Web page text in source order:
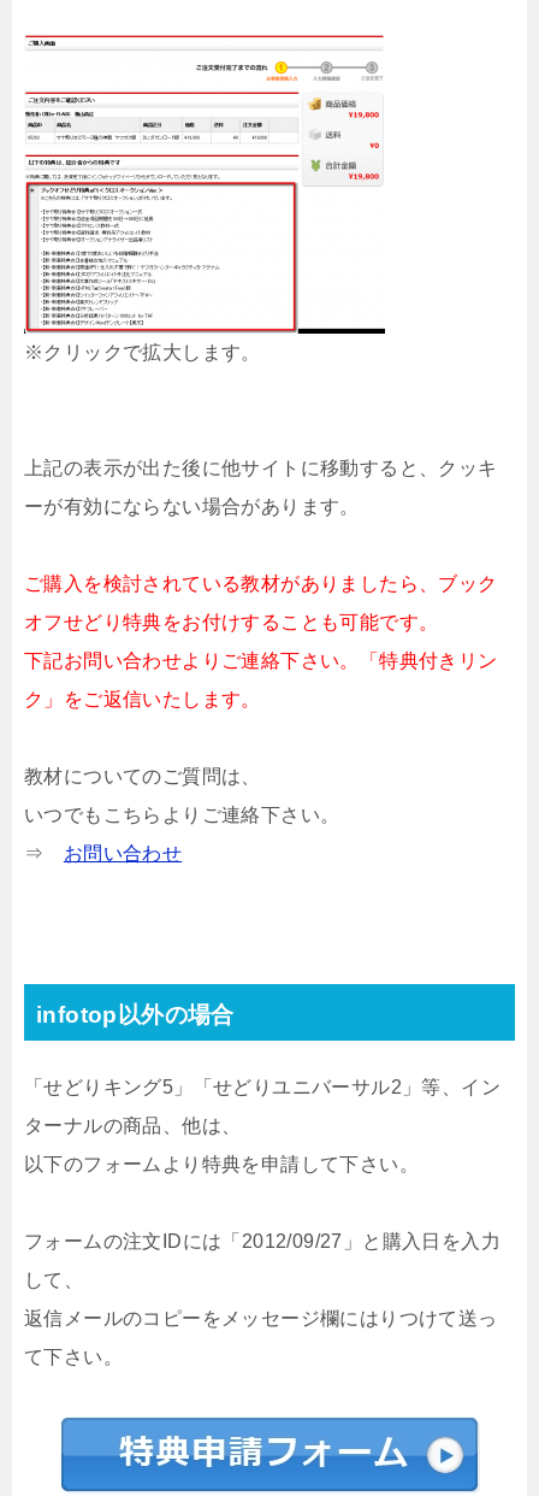
※クリックで拡大します。
上記の表示が出た後に他サイトに移動すると、クッキ
ーが有効にならない場合があります。
ご購入を検討されている教材がありましたら、ブック
オフせどり特典をお付けすることも可能です。
下記お問い合わせよりご連絡下さい。「特典付きリン
ク」をご返信いたします。
教材についてのご質問は、
いつでもこちらよりご連絡下さい。
⇒ お問い合わせ
infotop以外の場合
「せどりキング5」「せどりユニバーサル2」等、イン
ターナルの商品、他は、
以下のフォームより特典を申請して下さい。
フォームの注文IDには「2012/09/27」と購入日を入力
して、
返信メールのコピーをメッセージ欄にはりつけて送っ
て下さい。